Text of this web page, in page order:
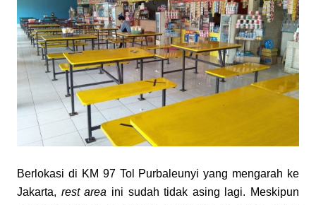
Berlokasi di KM 97 Tol Purbaleunyi yang mengarah ke
Jakarta, rest area ini sudah tidak asing lagi. Meskipun